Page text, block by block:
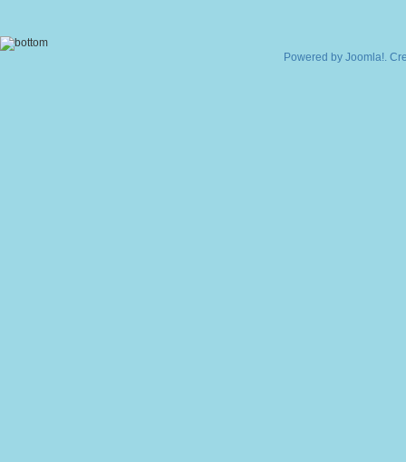
Powered by Joomla!.